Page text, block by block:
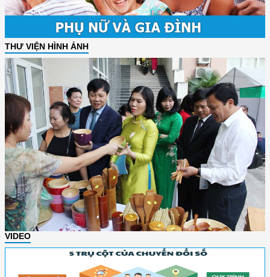
THƯ VIỆN HÌNH ẢNH
VIDEO